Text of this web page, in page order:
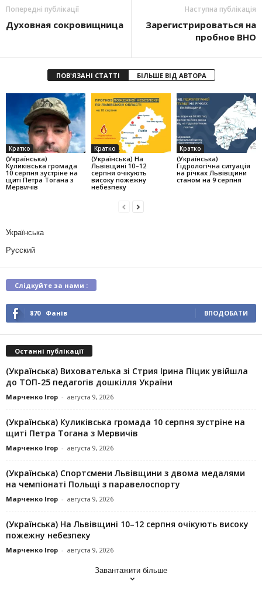
Попередні публікації
Духовная сокровищница
Наступна публікація
Зарегистрироваться на
пробное ВНО
ПОВ'ЯЗАНІ СТАТТІ БІЛЬШЕ ВІД АВТОРА
Кратко
(Українська)
Куликівська громада
10 серпня зустріне на
щиті Петра Тогана з
Мервичів
Кратко
(Українська) На
Львівщині 10–12
серпня очікують
високу пожежну
небезпеку
Кратко
(Українська)
Гідрологічна ситуація
на річках Львівщини
станом на 9 серпня
Українська
Русский
Слідкуйте за нами :
870 Фанів ВПОДОБАТИ
Останні публікації
(Українська) Вихователька зі Стрия Ірина Піцик увійшла
до ТОП-25 педагогів дошкілля України
Марченко Ігор - августа 9, 2026
(Українська) Куликівська громада 10 серпня зустріне на
щиті Петра Тогана з Мервичів
Марченко Ігор - августа 9, 2026
(Українська) Спортсмени Львівщини з двома медалями
на чемпіонаті Польщі з паравелоспорту
Марченко Ігор - августа 9, 2026
(Українська) На Львівщині 10–12 серпня очікують високу
пожежну небезпеку
Марченко Ігор - августа 9, 2026
Завантажити більше